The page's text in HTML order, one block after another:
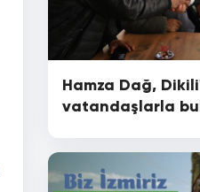
Hamza Dağ,
vatandaşlarla